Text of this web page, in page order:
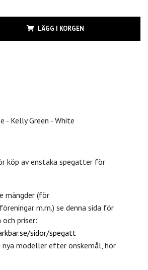
LÄGG I KORGEN
- Kelly Green - White
köp av enstaka spegatter för
mängder (för
m.m.) se denna sida för
priser:
sidor/spegatt
modeller efter önskemål, hör